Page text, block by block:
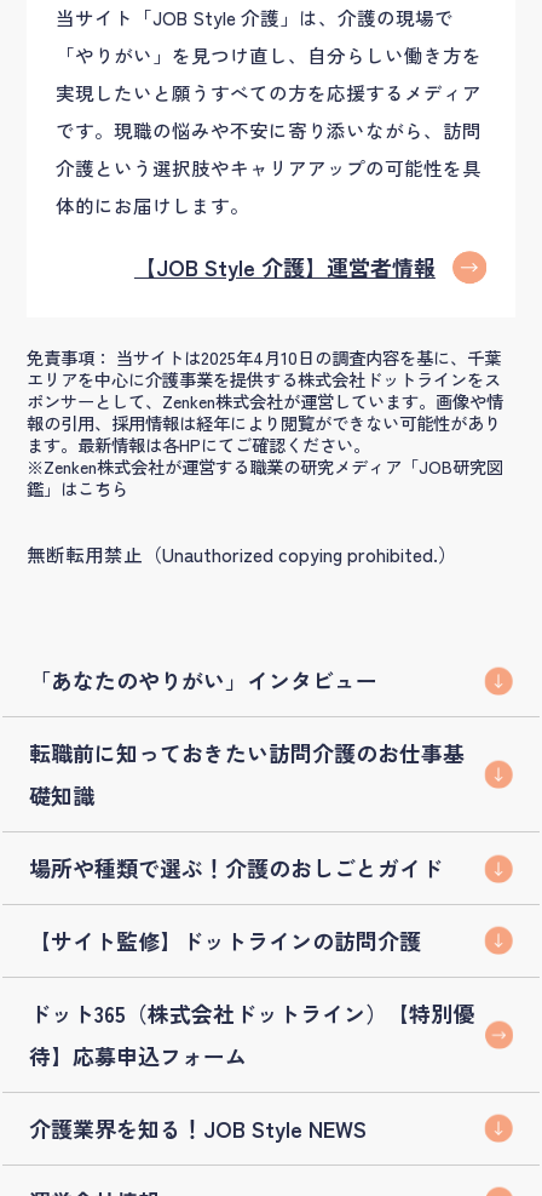
当サイト「JOB Style 介護」は、介護の現場で
「やりがい」を見つけ直し、自分らしい働き方を
実現したいと願うすべての方を応援するメディア
です。現職の悩みや不安に寄り添いながら、訪問
介護という選択肢やキャリアアップの可能性を具
体的にお届けします。
【JOB Style 介護】運営者情報
免責事項： 当サイトは2025年4月10日の調査内容を基に、千葉
エリアを中心に介護事業を提供する株式会社ドットラインをス
ポンサーとして、Zenken株式会社が運営しています。画像や情
報の引用、採用情報は経年により閲覧ができない可能性があり
ます。最新情報は各HPにてご確認ください。
※Zenken株式会社が運営する職業の研究メディア「JOB研究図
鑑」はこちら
無断転用禁止（Unauthorized copying prohibited.）
「あなたのやりがい」インタビュー
転職前に知っておきたい訪問介護のお仕事基
礎知識
場所や種類で選ぶ！介護のおしごとガイド
【サイト監修】ドットラインの訪問介護
ドット365（株式会社ドットライン）【特別優
待】応募申込フォーム
介護業界を知る！JOB Style NEWS